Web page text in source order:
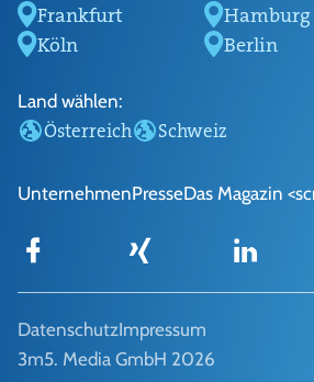
Frankfurt
Hamburg
Köln
Berlin
Land wählen:
Österreich Schweiz
UnternehmenPresseDas Magazin
DatenschutzImpressum
3m5. Media GmbH 2026